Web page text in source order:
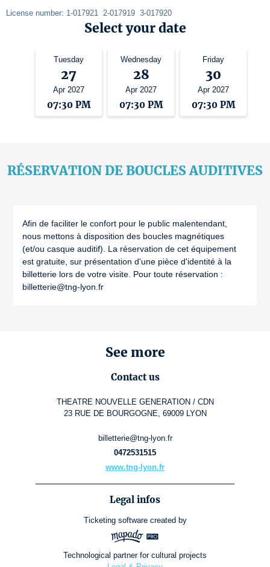
License number: 1-017921  2-017919  3-017920
Select your date
Tuesday
27
Apr 2027
07:30 PM
Wednesday
28
Apr 2027
07:30 PM
Friday
30
Apr 2027
07:30 PM
RÉSERVATION DE BOUCLES AUDITIVES
Afin de faciliter le confort pour le public malentendant,
nous mettons à disposition des boucles magnétiques
(et/ou casque auditif). La réservation de cet équipement
est gratuite, sur présentation d'une pièce d'identité à la
billetterie lors de votre visite. Pour toute réservation :
billetterie@tng-lyon.fr
See more
Contact us
THEATRE NOUVELLE GENERATION / CDN
23 RUE DE BOURGOGNE, 69009 LYON
billetterie@tng-lyon.fr
0472531515
www.tng-lyon.fr
Legal infos
Ticketing software created by
Technological partner for cultural projects